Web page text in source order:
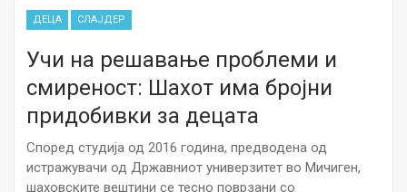
ДЕЦА СЛАЈДЕР
Учи на решавање проблеми и
смиреност: Шахот има бројни
придобивки за децата
Според студија од 2016 година, предводена од
истражувачи од Државниот универзитет во Мичиген,
шаховските вештини се тесно поврзани со